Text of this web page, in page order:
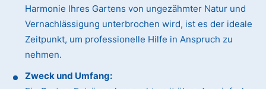
Harmonie Ihres Gartens von ungezähmter Natur und
Vernachlässigung unterbrochen wird, ist es der ideale
Zeitpunkt, um professionelle Hilfe in Anspruch zu
nehmen.
Zweck und Umfang: